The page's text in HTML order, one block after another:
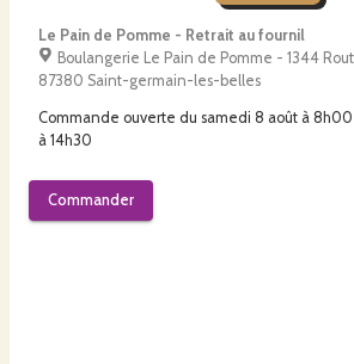
Le Pain de Pomme - Retrait au fournil
Boulangerie Le Pain de Pomme - 1344
87380 Saint-germain-les-belles
Commande ouverte du samedi 8 août à 8h00
à 14h30
Commander